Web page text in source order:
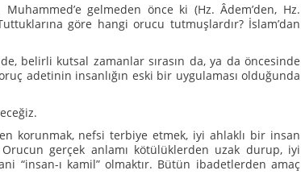
gelmeden önce ki (Hz. Âdem’den, Hz.
göre hangi orucu tutmuşlardır? İslam’dan
belirli kutsal zamanlar sırasın da, ya da öncesinde
adetinin insanlığın eski bir uygulaması olduğunda
nefsi terbiye etmek, iyi ahlaklı bir insan
Orucun gerçek anlamı kötülüklerden uzak durup, iyi
“insan-ı kamil” olmaktır. Bütün ibadetlerden amaç